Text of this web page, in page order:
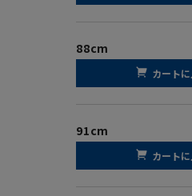
88cm
カート
91cm
カート